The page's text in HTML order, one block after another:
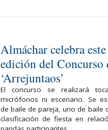
Almáchar celebra
edición del Concurso
‘Arrejuntaos’
El concurso se realizará
micrófonos ni escenario. Se
de baile de pareja, uno de baile
clasificación de fiesta en